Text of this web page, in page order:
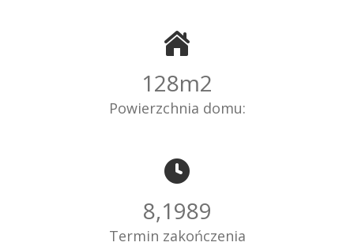
128m2
Powierzchnia domu:
8,2022
Termin zakończenia